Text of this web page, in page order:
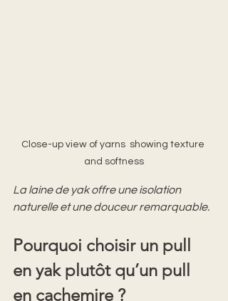
Close-up view of yarns  showing texture
and softness
La laine de yak offre une isolation
naturelle et une douceur remarquable.
Pourquoi choisir un pull
en yak plutôt qu’un pull
en cachemire ?